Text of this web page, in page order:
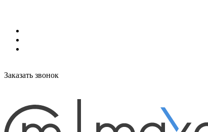
Заказать звонок